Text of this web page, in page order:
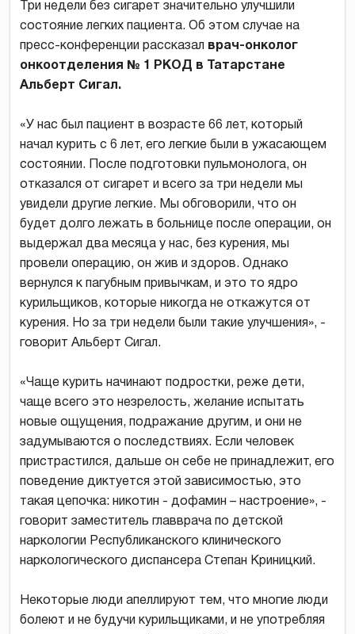
Три недели без сигарет значительно улучшили
состояние легких пациента. Об этом случае на
пресс-конференции рассказал
врач-онколог
онкоотделения № 1 РКОД в Татарстане
Альберт Сигал.
«У нас был пациент в возрасте 66 лет, который
начал курить с 6 лет, его легкие были в ужасающем
состоянии. После подготовки пульмонолога, он
отказался от сигарет и всего за три недели мы
увидели другие легкие. Мы обговорили, что он
будет долго лежать в больнице после операции, он
выдержал два месяца у нас, без курения, мы
провели операцию, он жив и здоров. Однако
вернулся к пагубным привычкам, и это то ядро
курильщиков, которые никогда не откажутся от
курения. Но за три недели были такие улучшения», -
говорит Альберт Сигал.
«Чаще курить начинают подростки, реже дети,
чаще всего это незрелость, желание испытать
новые ощущения, подражание другим, и они не
задумываются о последствиях. Если человек
пристрастился, дальше он себе не принадлежит, его
поведение диктуется этой зависимостью, это
такая цепочка: никотин - дофамин – настроение», -
говорит заместитель главврача по детской
наркологии Республиканского клинического
наркологического диспансера Степан Криницкий.
Некоторые люди апеллируют тем, что многие люди
болеют и не будучи курильщиками, и не употребляя